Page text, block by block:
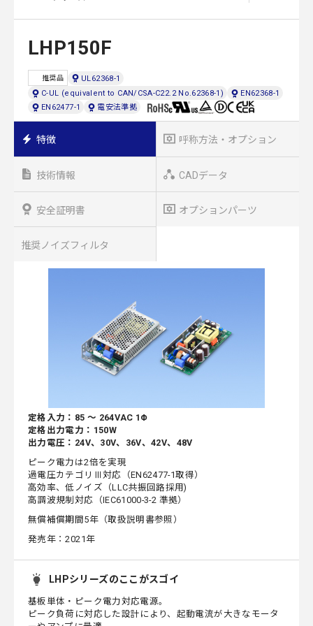
LHP150F
推奨品
UL62368-1
C-UL (equivalent to CAN/CSA-C22.2 No.62368-1)
EN62368-1
EN62477-1
電安法準拠
特徴 呼称方法・オプション
技術情報 CADデータ
安全証明書 オプションパーツ
推奨ノイズフィルタ
定格入力：85 ～ 264VAC 1Φ
定格出力電力：150W
出力電圧：24V、30V、36V、42V、48V
ピーク電力は2倍を実現
過電圧カテゴリⅢ対応（EN62477-1取得）
高効率、低ノイズ（LLC共振回路採用)
高調波規制対応（IEC61000-3-2 準拠）
無償補償期間5年（取扱説明書参照）
発売年：2021年
LHPシリーズのここがスゴイ
基板単体・ピーク電力対応電源。
ピーク負荷に対応した設計により、起動電流が大きなモータ